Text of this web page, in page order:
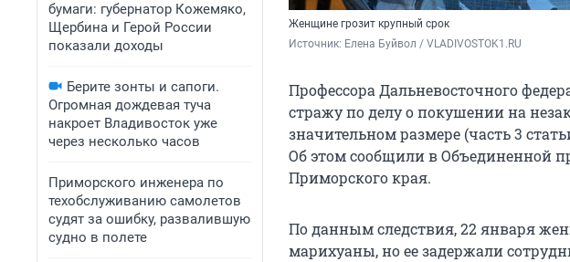
бумаги: губернатор Кожемяко,
Щербина и Герой России
показали доходы
Берите зонты и сапоги.
Огромная дождевая туча
накроет Владивосток уже
через несколько часов
Приморского инженера по
техобслуживанию самолетов
судят за ошибку, развалившую
судно в полете
Женщине грозит крупный срок
Источник: Елена Буйвол / VLADIVOSTOK1.RU
Профессора Дальневосточного
стражу по делу о покушении на
значительном размере (часть 3
Об этом сообщили в Объединенной
Приморского края.
По данным следствия, 22 января
марихуаны, но ее задержали